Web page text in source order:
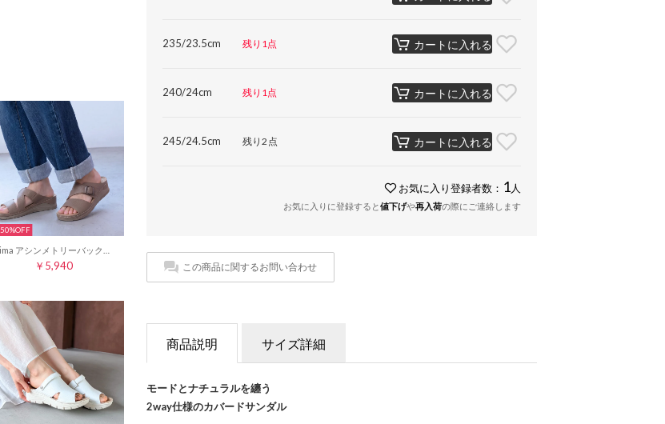
50%
￥5,940
235/23.5cm 残り1点 カートに入れる
240/24cm 残り1点 カートに入れる
245/24.5cm 残り2点 カートに入れる
お気に入り登録者数： 1 人
お気に入りに登録すると値下げや再入荷の際にご連絡します
この商品に関するお問い合わせ
商品説明 サイズ詳細
モードとナチュラルを纏う
2way仕様のカバードサンダル